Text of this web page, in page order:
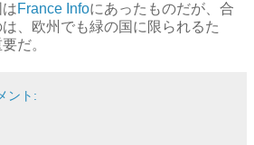
France Infoにあったものだが、合
、欧州でも緑の国に限られるた
だ。
ント: